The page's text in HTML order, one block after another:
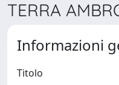
TERRA
Informazioni
Titolo